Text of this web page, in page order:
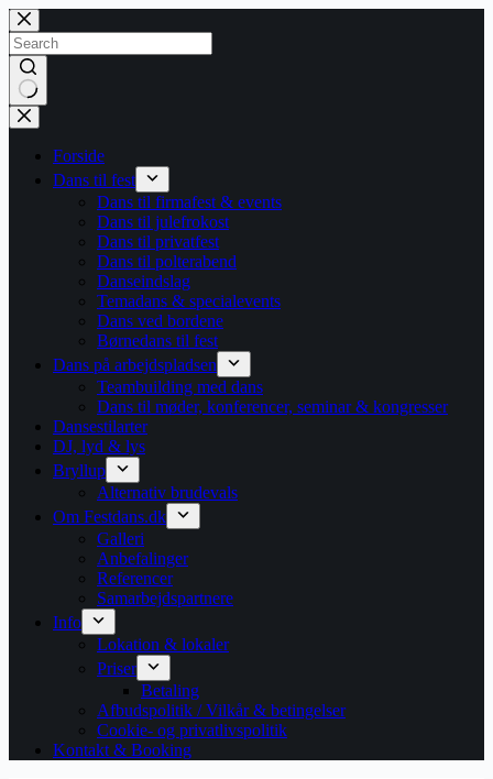
Skip
to
content
No
results
Forside
Dans til fest
Dans til firmafest & events
Dans til julefrokost
Dans til privatfest
Dans til polterabend
Danseindslag
Temadans & specialevents
Dans ved bordene
Børnedans til fest
Dans på arbejdspladsen
Teambuilding med dans
Dans til møder, konferencer, seminar & kongresser
Dansestilarter
DJ, lyd & lys
Bryllup
Alternativ brudevals
Om Festdans.dk
Galleri
Anbefalinger
Referencer
Samarbejdspartnere
Info
Lokation & lokaler
Priser
Betaling
Afbudspolitik / Vilkår & betingelser
Cookie- og privatlivspolitik
Kontakt & Booking